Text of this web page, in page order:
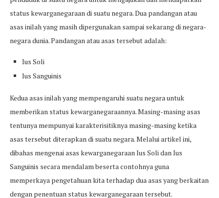
status kewarganegaraan di suatu negara. Dua pandangan atau
asas inilah yang masih dipergunakan sampai sekarang di negara-
negara dunia. Pandangan atau asas tersebut adalah:
Ius Soli
Ius Sanguinis
Kedua asas inilah yang mempengaruhi suatu negara untuk
memberikan status kewarganegaraannya. Masing-masing asas
tentunya mempunyai karakterisitiknya masing-masing ketika
asas tersebut diterapkan di suatu negara. Melalui artikel ini,
dibahas mengenai asas kewarganegaraan Ius Soli dan Ius
Sanguinis secara mendalam beserta contohnya guna
memperkaya pengetahuan kita terhadap dua asas yang berkaitan
dengan penentuan status kewarganegaraan tersebut.